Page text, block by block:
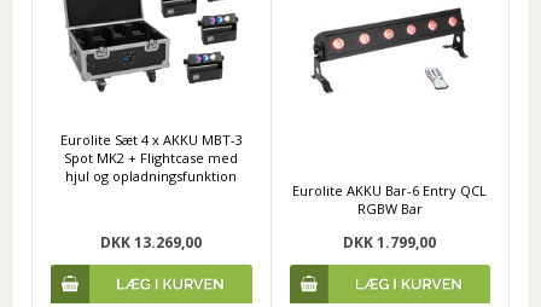
Eurolite Sæt 4 x AKKU MBT-3
Spot MK2 + Flightcase med
hjul og opladningsfunktion
DKK 13.269,00
Eurolite AKKU Bar-6 Entry QCL
RGBW Bar
DKK 1.799,00